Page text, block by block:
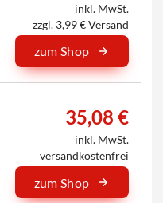
inkl. MwSt.
zzgl. 3,99 € Versand
zum Shop
35,08 €
inkl. MwSt.
versandkostenfrei
zum Shop